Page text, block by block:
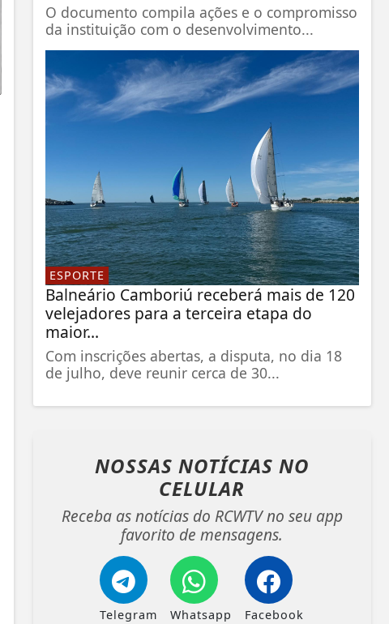
O documento compila ações e o compromisso
da instituição com o desenvolvimento...
ESPORTE
Balneário Camboriú receberá mais de 120
velejadores para a terceira etapa do
maior...
Com inscrições abertas, a disputa, no dia 18
de julho, deve reunir cerca de 30...
NOSSAS NOTÍCIAS NO
CELULAR
Receba as notícias do RCWTV no seu app
favorito de mensagens.
Telegram Whatsapp Facebook